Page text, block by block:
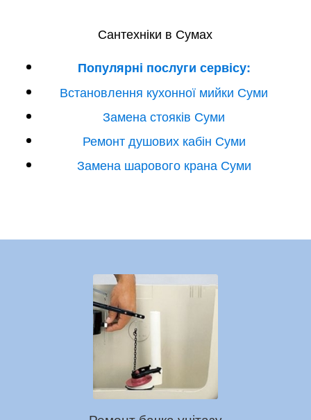
Сантехніки в Сумах
Популярні послуги сервісу:
Встановлення кухонної мийки Суми
Замена стояків Суми
Ремонт душових кабін Суми
Замена шарового крана Суми